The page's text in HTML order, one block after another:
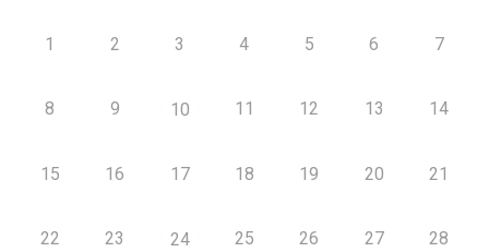
1 2 3 4 5 6 7
8 9 10 11 12 13 14
15 16 17 18 19 20 21
22 23 24 25 26 27 28